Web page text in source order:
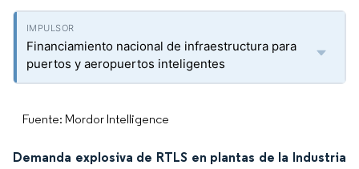
Financiamiento nacional de infraestructura para
puertos y aeropuertos inteligentes
Fuente: Mordor Intelligence
Demanda explosiva de RTLS en plantas de la Industria